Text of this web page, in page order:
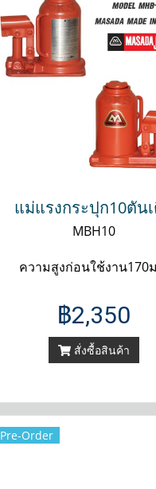
แม่แรงกระปุก10ตัน
MBH10
ความสูงก่อนใช้งาน170
฿2,350
สั่งซื้อสินค้า
Pre-Order